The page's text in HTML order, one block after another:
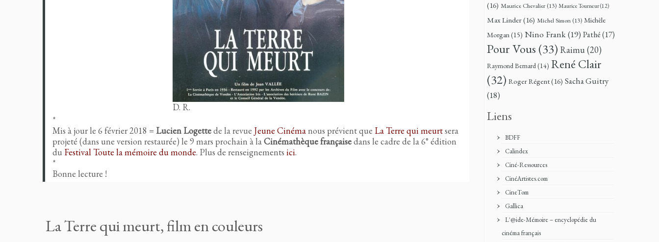
D. R.
*
Mis à jour le 6 février 2018 = Lucien Logettede la revue Jeune Cinémanous prévient que La Terre qui meurtsera
projeté (dans une version restaurée) le 9 mars prochain à laCinémathèque françaisedans le cadre de la 6° édition
du Festival Toute la mémoire du monde. Plus de renseignements ici.
*
Bonne lecture !
La Terre qui meurt, film en couleurs
(16) Maurice Chevalier (13) Maurice Tourneur(12)
Max Linder(16) Michel Simon (13) Michèle
Morgan(15) Nino Frank(19) Pathé(17)
Pour Vous (33) Raimu(20)
Raymond Bernard(14) René Clair
(32) Roger Régent(16) Sacha Guitry
(18)
Liens
BDFF
Calindex
Ciné-Ressources
CinéArtistes.com
CineTom
Gallica
L'@ide-Mémoire – encyclopédie du
cinéma français